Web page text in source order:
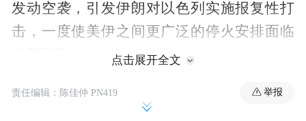
发动空袭，引发伊朗对以色列实施报复性打
击，一度使美伊之间更广泛的停火安排面临
点击展开全文
责任编辑：陈佳仲 PN419 举报